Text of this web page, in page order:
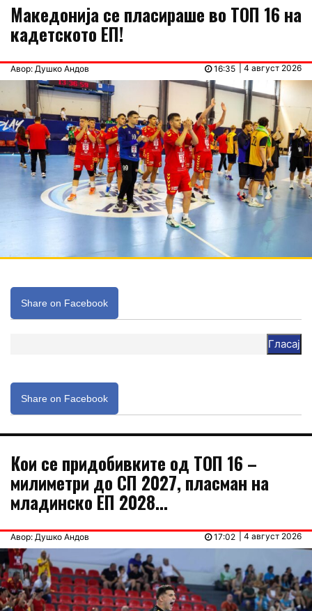
Македонија се пласираше во ТОП 16 на
кадетското ЕП!
Авор: Душко Андов | 4 август 2026
16:35
Share on Facebook
Гласај
Share on Facebook
Кои се придобивките од ТОП 16 –
милиметри до СП 2027, пласман на
младинско ЕП 2028…
Авор: Душко Андов | 4 август 2026
17:02